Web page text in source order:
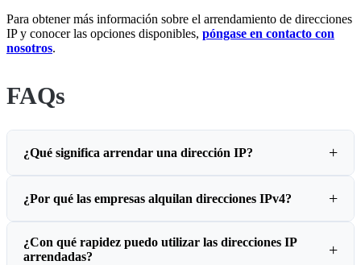
Para obtener más información sobre el arrendamiento de direcciones
IP y conocer las opciones disponibles, póngase en contacto con
nosotros.
FAQs
¿Qué significa arrendar una dirección IP?
¿Por qué las empresas alquilan direcciones IPv4?
¿Con qué rapidez puedo utilizar las direcciones IP
arrendadas?